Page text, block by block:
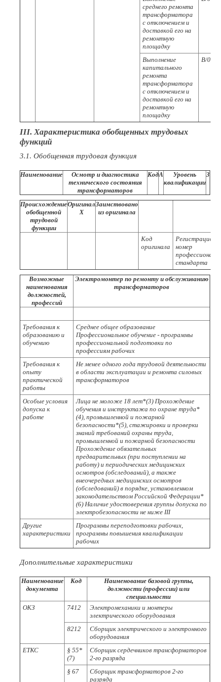
среднего ремонта
трансформатора
с отключением и
доставкой его на
ремонтную
площадку
Выполнение
капитального
ремонта
трансформатора
с отключением и
доставкой его на
ремонтную
площадку
В/03.4
III. Характеристика обобщенных трудовых
функций
3.1. Обобщенная трудовая функция
Наименование
Осмотр и диагностика
технического состояния
трансформаторов
КодА
Уровень
квалификации
3
Происхождение
обобщенной
трудовой
функции
Оригинал
X
Заимствовано
из оригинала
Код
оригинала
номер
стандарта
Возможные
наименования
должностей,
профессий
Электромонтер по ремонту и обслуживанию
трансформаторов
Требования к
образованию и
обучению
Среднее общее образование
Профессиональное обучение - программы
профессиональной подготовки по
профессиям рабочих
Требования к
опыту
практической
работы
Не менее одного года трудовой деятельности
в области эксплуатации и ремонта силовых
трансформаторов
Особые условия
допуска к
работе
Лица не моложе 18 лет*(3) Прохождение
обучения и инструктажа по охране труда*
(4), промышленной и пожарной
безопасности*(5), стажировки и проверки
знаний требований охраны труда,
промышленной и пожарной безопасности
Прохождение обязательных
предварительных (при поступлении на
работу) и периодических медицинских
осмотров (обследований), а также
внеочередных медицинских осмотров
(обследований) в порядке, установленном
законодательством Российской Федерации*
(6) Наличие удостоверения группы допуска по
электробезопасности не ниже III
Другие
характеристики
Программы переподготовки рабочих,
программы повышения квалификации
рабочих
Дополнительные характеристики
Наименование
документа
Код
Наименование базовой группы,
должности (профессии) или
специальности
ОКЗ
7412
Электромеханики и монтеры
электрического оборудования
8212
Сборщик электрического и электронного
оборудования
ЕТКС
§ 55*
(7)
Сборщик сердечников трансформаторов
2-го разряда
§ 67
Сборщик трансформаторов 2-го
разряда